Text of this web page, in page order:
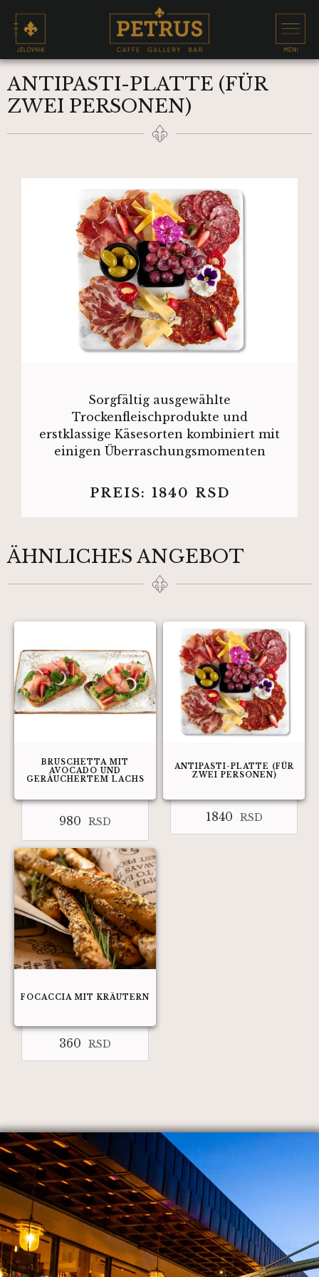
ANTIPASTI-PLATTE (FÜR
ZWEI PERSONEN)
Sorgfältig ausgewählte
Trockenfleischprodukte und
erstklassige Käsesorten kombiniert mit
einigen Überraschungsmomenten
PREIS: 1840 RSD
ÄHNLICHES ANGEBOT
BRUSCHETTA MIT
AVOCADO UND
GERÄUCHERTEM LACHS
980 RSD
ANTIPASTI-PLATTE (FÜR
ZWEI PERSONEN)
1840 RSD
FOCACCIA MIT KRÄUTERN
360 RSD